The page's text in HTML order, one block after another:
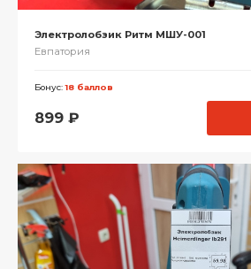
Электролобзик Ритм МШУ-001
Евпатория
Бонус:18 баллов
899 ₽